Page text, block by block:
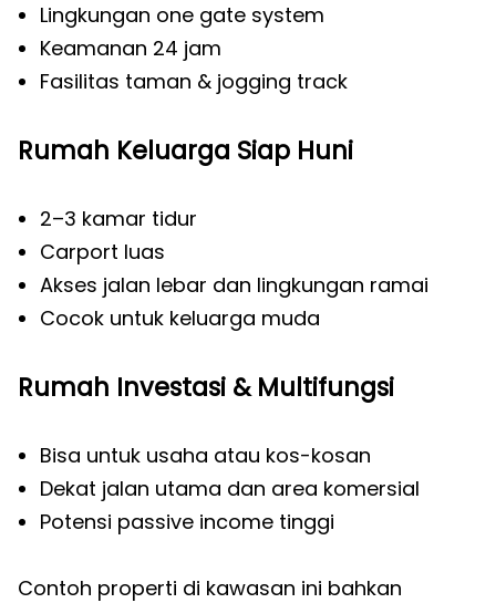
Lingkungan one gate system
Keamanan 24 jam
Fasilitas taman & jogging track
Rumah Keluarga Siap Huni
2–3 kamar tidur
Carport luas
Akses jalan lebar dan lingkungan ramai
Cocok untuk keluarga muda
Rumah Investasi & Multifungsi
Bisa untuk usaha atau kos-kosan
Dekat jalan utama dan area komersial
Potensi passive income tinggi
Contoh properti di kawasan ini bahkan